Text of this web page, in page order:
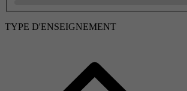
TYPE D'ENSEIGNEMENT